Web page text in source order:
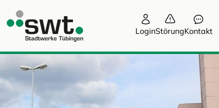
LoginStörungKontakt